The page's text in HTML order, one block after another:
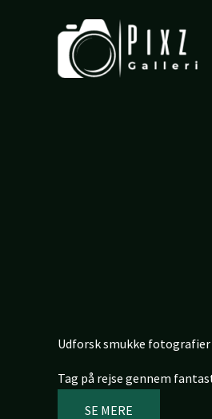
Udforsk smukke fotografier
Tag på rejse gennem
SE MERE